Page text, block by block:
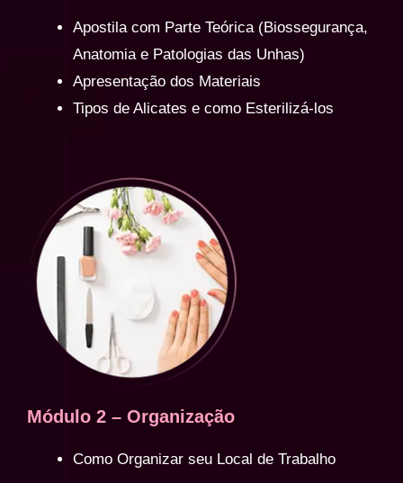
Apostila com Parte Teórica (Biossegurança,
Anatomia e Patologias das Unhas)
Apresentação dos Materiais
Tipos de Alicates e como Esterilizá-los
Módulo 2 – Organização
Como Organizar seu Local de Trabalho